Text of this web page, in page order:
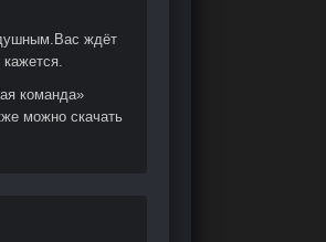
ждёт
команда»
можно скачать